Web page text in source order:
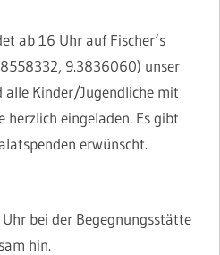
ab 16 Uhr auf Fischer‘s
9.3836060) unser
Kinder/Jugendliche mit
herzlich eingeladen. Es gibt
erwünscht.
bei der Begegnungsstätte
hin.